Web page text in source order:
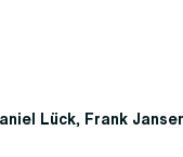
Lück, Frank